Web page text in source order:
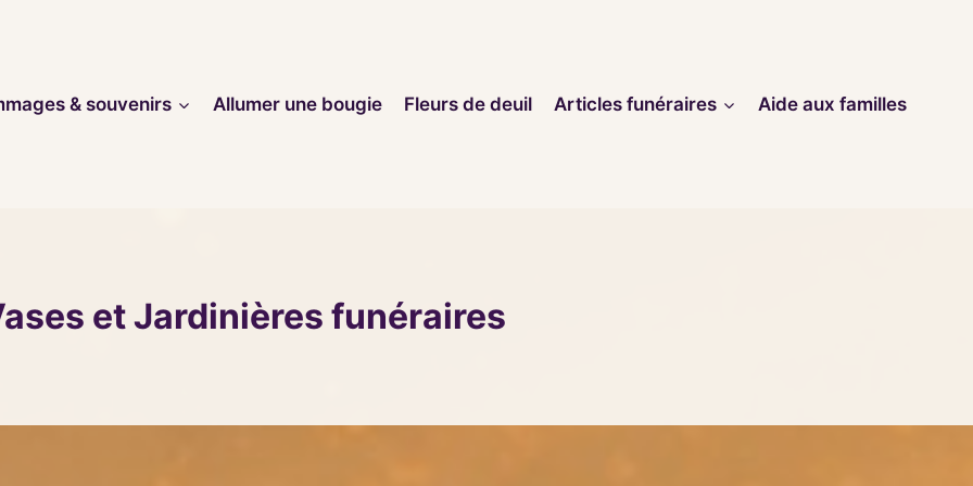
& souvenirs
Allumer une bougie Fleurs de deuil Articles funéraires Aide aux familles
et Jardinières funéraires